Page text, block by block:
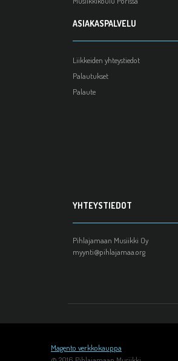
ASIAKASPALVELU
Liikkeiden yhteystiedot
Palautukset
Palaute
YHTEYSTIEDOT
Pihlajamaan Musiikki Oy
myynti@pihlajamaa.org
Magento verkkokauppa